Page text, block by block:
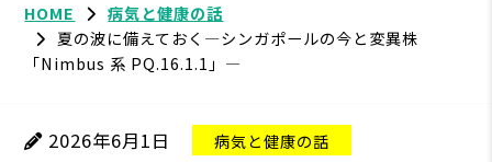
HOME
病気と健康の話
夏の波に備えておく―シンガポールの今と変異株
「Nimbus 系 PQ.16.1.1」―
2026年6月1日 病気と健康の話